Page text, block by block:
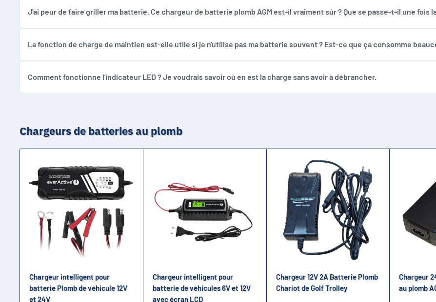
J'ai peur de faire griller ma batterie. Ce chargeur de batterie plomb AGM est-il vraiment sûr ? Que se passe-t-il une fois
La fonction de charge de maintien est-elle utile si je n'utilise pas ma batterie souvent ? Est-ce que ça consomme
Comment fonctionne l'indicateur LED ? Je voudrais savoir où en est la charge sans avoir à débrancher.
Chargeurs de batteries au plomb
Chargeur intelligent pour
batterie Plomb de véhicule 12V
et 24V
Chargeur intelligent pour
batterie de véhicules 6V et 12V
avec écran LCD
Chargeur 12V 2A Batterie Plomb
Chariot de Golf Trolley
Chargeur
au plomb